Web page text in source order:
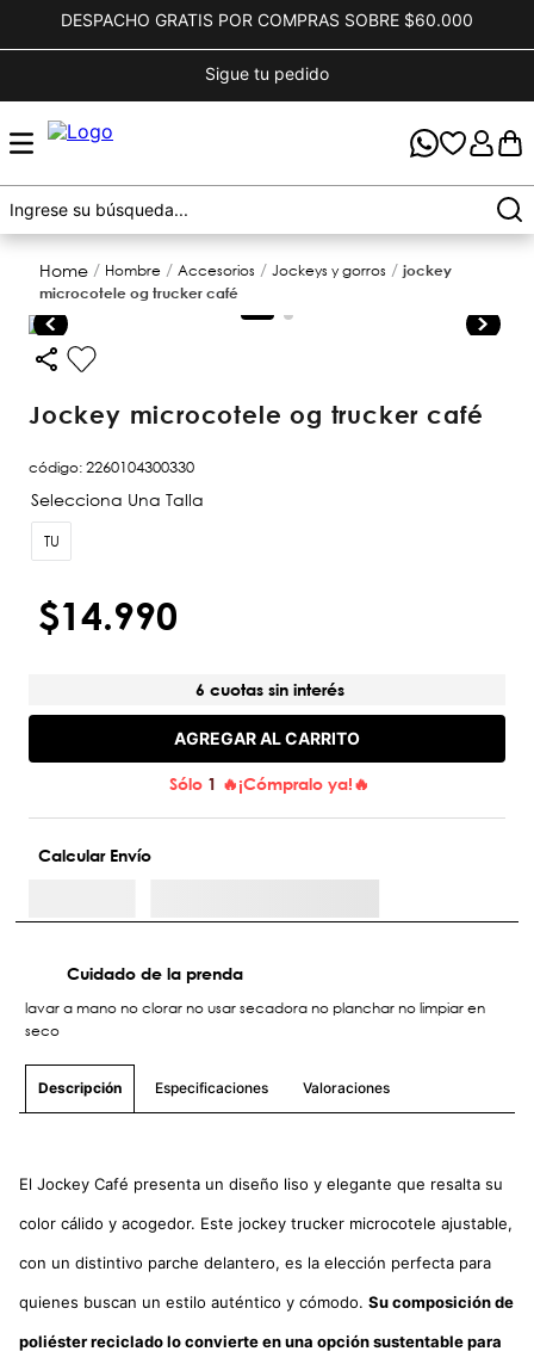
DESPACHO GRATIS POR COMPRAS SOBRE $60.000
Sigue tu pedido
hombre accesorios jockeys y gorros
jockey
microcotele og trucker café
jockey microcotele og trucker café
código:2260104300330
TU
$14.990
6 cuotas sin interés
AGREGAR AL CARRITO
Sólo 1 🔥¡Cómpralo ya!🔥
Calcular Envío
Cuidado de la prenda
lavar a mano no clorar no usar secadora no planchar no limpiar en
seco
Descripción Especificaciones Valoraciones
El Jockey Café presenta un diseño liso y elegante que resalta su
color cálido y acogedor. Este jockey trucker microcotele ajustable,
con un distintivo parche delantero, es la elección perfecta para
quienes buscan un estilo auténtico y cómodo. Su composición de
poliéster reciclado lo convierte en una opción sustentable para